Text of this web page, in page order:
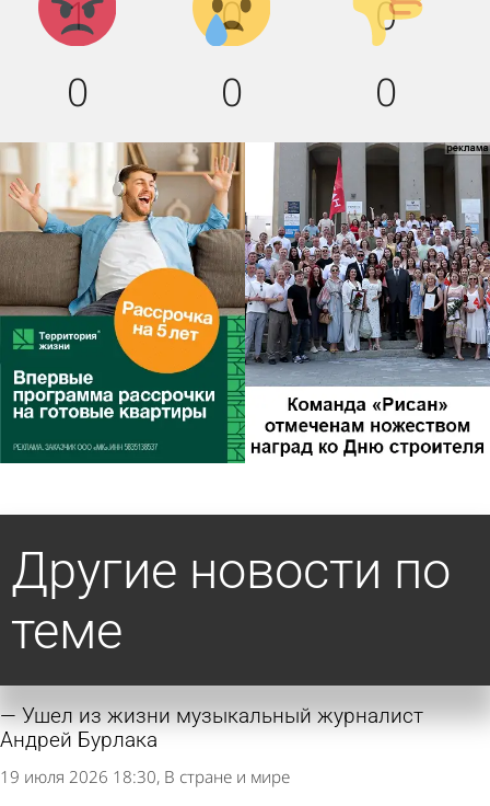
1 0 0
0
(
0
вниз!
0
Другие новости по
теме
Ушел из жизни музыкальный журналист
Андрей Бурлака
19 июля 2026 18:30 В стране и мире